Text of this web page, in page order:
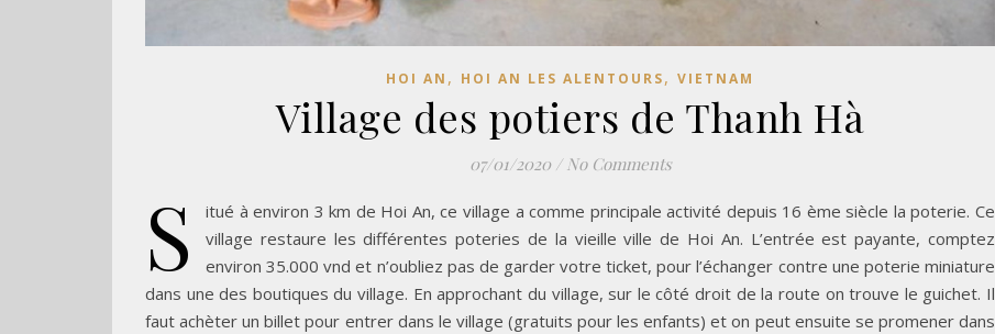
HOI AN , HOI AN LES ALENTOURS, VIETNAM
Village des potiers de Thanh Hà
07/01/2020 / No Comments
S
itué à environ 3 km de Hoi An, ce village a comme principale activité depuis 16 ème siècle la poterie. Ce
village restaure les différentes poteries de la vieille ville de Hoi An. L’entrée est payante, comptez
environ 35.000 vnd et n’oubliez pas de garder votre ticket, pour l’échanger contre une poterie miniature
dans une des boutiques du village. En approchant du village, sur le côté droit de la route on trouve le guichet. Il
faut achèter un billet pour entrer dans le village (gratuits pour les enfants) et on peut ensuite se promener dans